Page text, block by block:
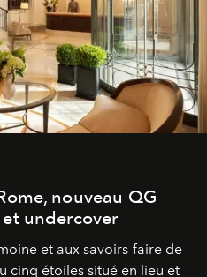
nouveau QG
undercover
et aux savoirs-faire de
cinq étoiles situé en lieu et